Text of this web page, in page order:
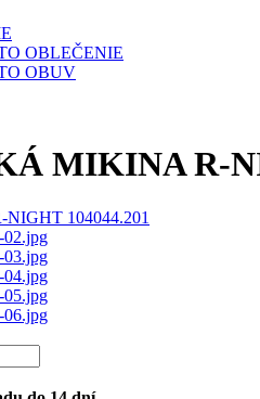
OBLEČENIE
OBUV
MIKINA R-